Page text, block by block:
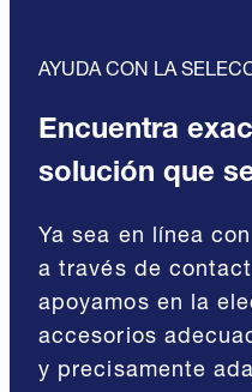
AYUDA CON LA
Encuentra
solución que
Ya sea en línea
a través de
apoyamos en la
accesorios
y precisamente